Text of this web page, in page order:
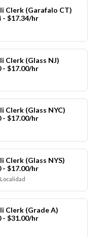
Clerk (Garafalo CT)
- $17.34/hr
Clerk (Glass NJ)
- $17.00/hr
Clerk (Glass NYC)
- $17.00/hr
Clerk (Glass NYS)
- $17.00/hr
Clerk (Grade A)
- $31.00/hr